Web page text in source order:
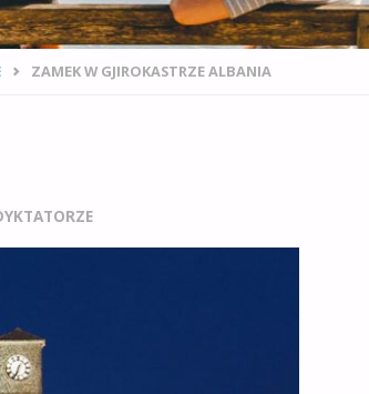
ZAMEK W GJIROKASTRZE ALBANIA